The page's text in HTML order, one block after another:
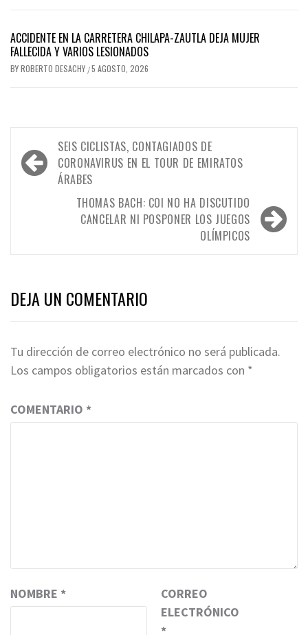
ACCIDENTE EN LA CARRETERA CHILAPA-ZAUTLA DEJA MUJER
FALLECIDA Y VARIOS LESIONADOS
BYROBERTO DESACHY /5 AGOSTO, 2026
Navegación
de
entradas
SEIS CICLISTAS, CONTAGIADOS DE
CORONAVIRUS EN EL TOUR DE EMIRATOS
ÁRABES
THOMAS BACH: COI NO HA DISCUTIDO
CANCELAR NI POSPONER LOS JUEGOS
OLÍMPICOS
DEJA UN COMENTARIO
Tu dirección de correo electrónico no será publicada.
Los campos obligatorios están marcados con *
COMENTARIO *
NOMBRE *
CORREO
ELECTRÓNICO
*